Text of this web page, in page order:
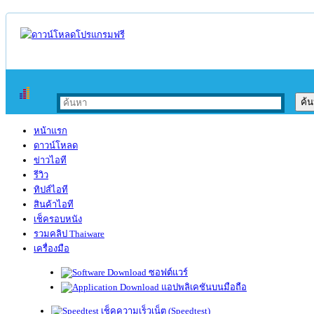
หน้าแรก
ดาวน์โหลด
ข่าวไอที
รีวิว
ทิปส์ไอที
สินค้าไอที
เช็ครอบหนัง
รวมคลิป Thaiware
เครื่องมือ
ซอฟต์แวร์
แอปพลิเคชันบนมือถือ
เช็คความเร็วเน็ต (Speedtest)